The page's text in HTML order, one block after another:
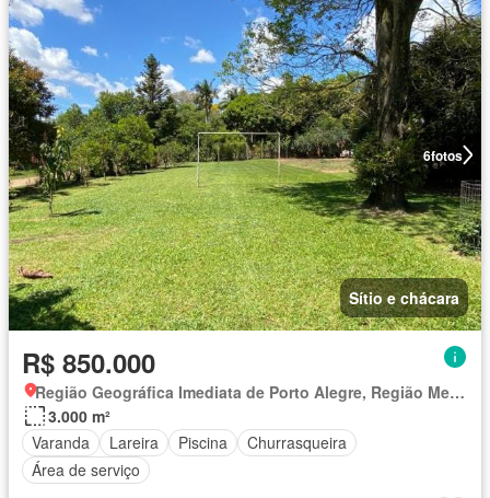
6fotos
Sítio e chácara
R$ 850.000
Região Geográfica Imediata de Porto Alegre, Região Metropolitana de Porto Alegre
3.000 m²
Varanda
Lareira Piscina
Churrasqueira
Área de serviço